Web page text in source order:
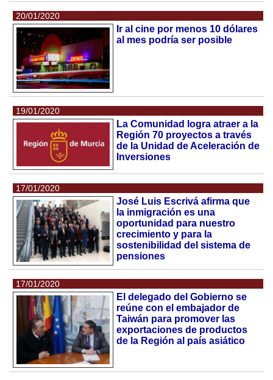
20/01/2020
Ir al cine por menos 10 dólares
al mes podría ser posible
19/01/2020
La Comunidad logra atraer a la
Región 70 proyectos a través
de la Unidad de Aceleración de
Inversiones
17/01/2020
José Luis Escrivá afirma que
la inmigración es una
oportunidad para nuestro
crecimiento y para la
sostenibilidad del sistema de
pensiones
17/01/2020
El delegado del Gobierno se
reúne con el embajador de
Taiwán para promover las
exportaciones de productos
de la Región al país asiático